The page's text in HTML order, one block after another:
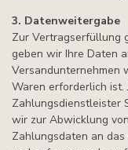
3. Datenweitergabe
Zur Vertragserfüllung
geben wir Ihre Daten
Versandunternehmen
Waren erforderlich ist.
Zahlungsdienstleister
wir zur Abwicklung
Zahlungsdaten an